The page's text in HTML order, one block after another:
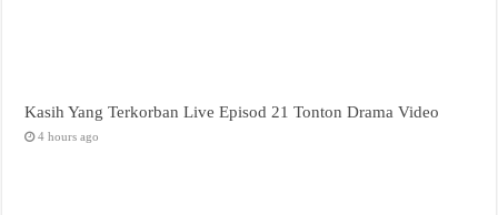
Kasih Yang Terkorban Live Episod 21 Tonton Drama Video
4 hours ago